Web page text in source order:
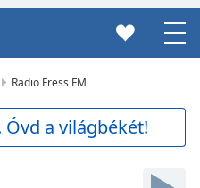
Radio Fress FM
a világbékét!